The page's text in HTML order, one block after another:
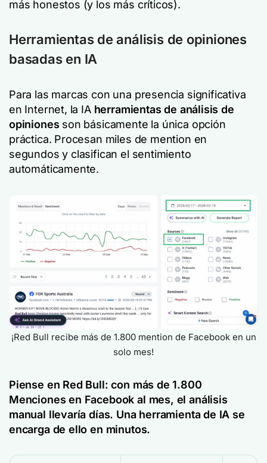
más honestos (y los más críticos).
Herramientas de análisis de opiniones
basadas en IA
Para las marcas con una presencia significativa
en Internet, la IA herramientas de análisis de
opiniones son básicamente la única opción
práctica. Procesan miles de mention en
segundos y clasifican el sentimiento
automáticamente.
¡Red Bull recibe más de 1.800 mention de Facebook en un
solo mes!
Piense en Red Bull: con más de 1.800
Menciones en Facebook al mes, el análisis
manual llevaría días. Una herramienta de IA se
encarga de ello en minutos.